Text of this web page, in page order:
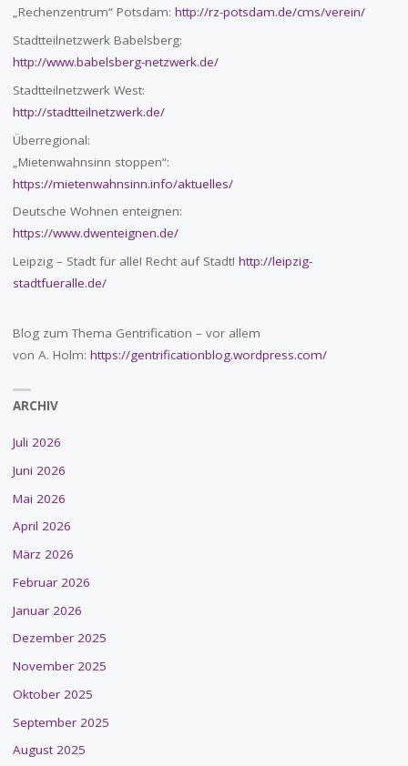
„Rechenzentrum“ Potsdam: http://rz-potsdam.de/cms/verein/
Stadtteilnetzwerk Babelsberg:
http://www.babelsberg-netzwerk.de/
Stadtteilnetzwerk West:
http://stadtteilnetzwerk.de/
Überregional:
„Mietenwahnsinn stoppen“:
https://mietenwahnsinn.info/aktuelles/
Deutsche Wohnen enteignen:
https://www.dwenteignen.de/
Leipzig – Stadt für alle! Recht auf Stadt! http://leipzig-
stadtfueralle.de/
Blog zum Thema Gentrification – vor allem
von A. Holm: https://gentrificationblog.wordpress.com/
ARCHIV
Juli 2026
Juni 2026
Mai 2026
April 2026
März 2026
Februar 2026
Januar 2026
Dezember 2025
November 2025
Oktober 2025
September 2025
August 2025